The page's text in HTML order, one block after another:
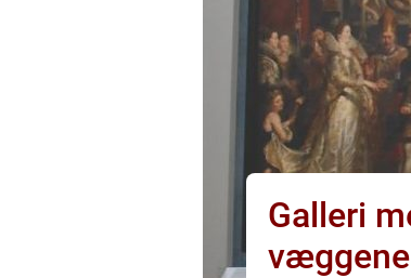
Galleri mere end bare kunst på
væggene